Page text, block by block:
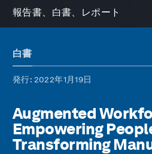
報告書、白書、レポート
白書
発行: 2022年1月19日
Augmented
Empowering
Transforming